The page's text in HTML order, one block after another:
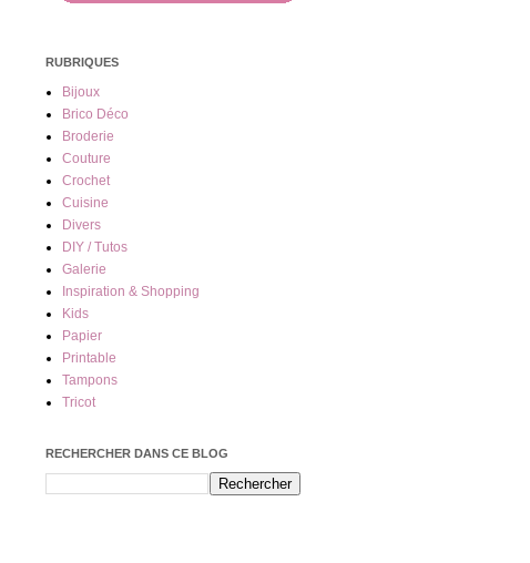
RUBRIQUES
Bijoux
Brico Déco
Broderie
Couture
Crochet
Cuisine
Divers
DIY / Tutos
Galerie
Inspiration & Shopping
Kids
Papier
Printable
Tampons
Tricot
RECHERCHER DANS CE BLOG